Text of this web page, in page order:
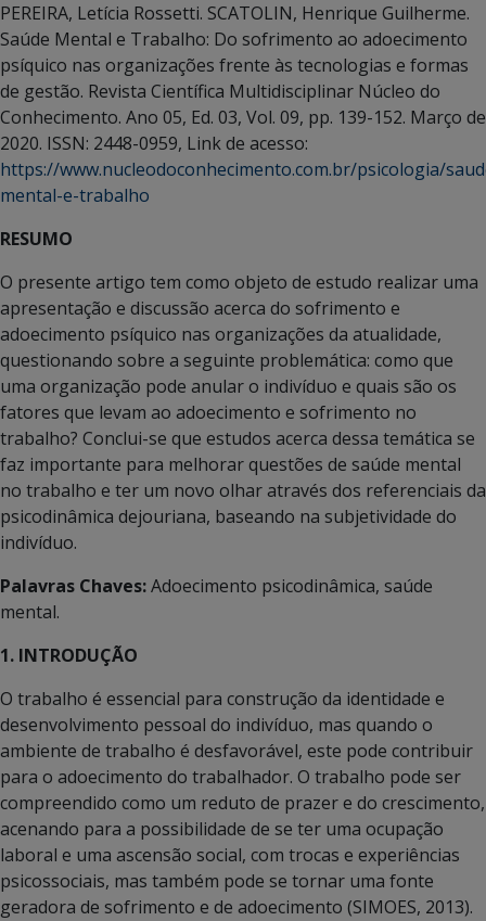
PEREIRA, Letícia Rossetti. SCATOLIN, Henrique Guilherme.
Saúde Mental e Trabalho: Do sofrimento ao adoecimento
psíquico nas organizações frente às tecnologias e formas
de gestão. Revista Científica Multidisciplinar Núcleo do
Conhecimento. Ano 05, Ed. 03, Vol. 09, pp. 139-152. Março de
2020. ISSN: 2448-0959, Link de acesso:
https://www.nucleodoconhecimento.com.br/psicologia/
mental-e-trabalho
RESUMO
O presente artigo tem como objeto de estudo realizar uma
apresentação e discussão acerca do sofrimento e
adoecimento psíquico nas organizações da atualidade,
questionando sobre a seguinte problemática: como que
uma organização pode anular o indivíduo e quais são os
fatores que levam ao adoecimento e sofrimento no
trabalho? Conclui-se que estudos acerca dessa temática se
faz importante para melhorar questões de saúde mental
no trabalho e ter um novo olhar através dos referenciais da
psicodinâmica dejouriana, baseando na subjetividade do
indivíduo.
Palavras Chaves:Adoecimento psicodinâmica, saúde
mental.
1. INTRODUÇÃO
O trabalho é essencial para construção da identidade e
desenvolvimento pessoal do indivíduo, mas quando o
ambiente de trabalho é desfavorável, este pode contribuir
para o adoecimento do trabalhador. O trabalho pode ser
compreendido como um reduto de prazer e do crescimento,
acenando para a possibilidade de se ter uma ocupação
laboral e uma ascensão social, com trocas e experiências
psicossociais, mas também pode se tornar uma fonte
geradora de sofrimento e de adoecimento (SIMOES, 2013).